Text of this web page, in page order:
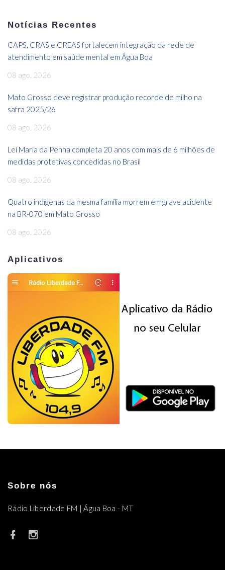
Notícias Recentes
CAPS, CRAS e CREAS fortalecem integração da rede de
atendimento em saúde mental em Água Boa
08 ago, 2026
Mato Grosso deve registrar produção recorde de milho na
safra 2025/26
08 ago, 2026
Lei Maria da Penha completa 20 anos com mais de 6 milhões de
medidas protetivas concedidas no Brasil
08 ago, 2026
Quatro indígenas da mesma família morrem em grave acidente
na BR-070 em Mato Grosso
08 ago, 2026
Aplicativos
Sobre nós
Rádio Liberdade FM | Água Boa - MT